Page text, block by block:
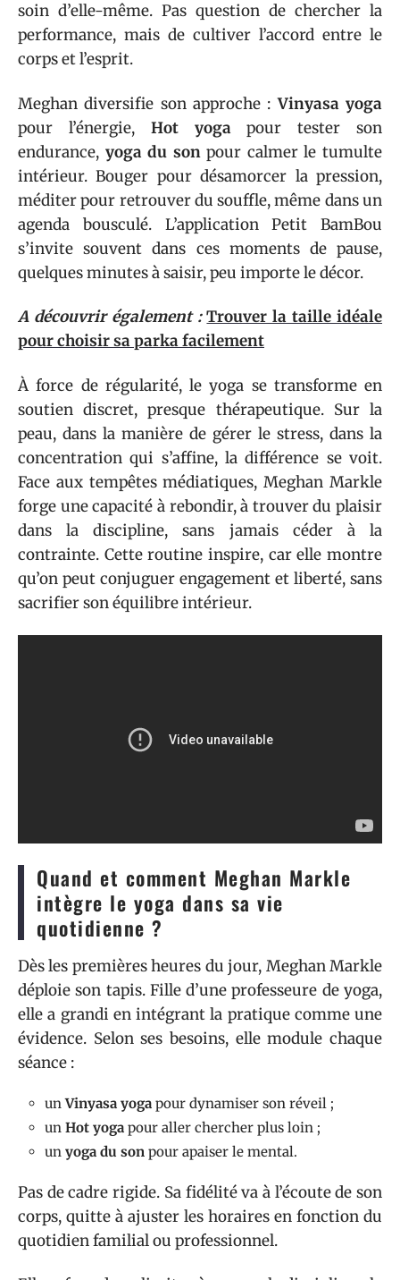
soin d’elle-même. Pas question de chercher la
performance, mais de cultiver l’accord entre le
corps et l’esprit.
Meghan diversifie son approche :Vinyasa yoga
pour l’énergie, Hot yogapour tester son
endurance, yoga du sonpour calmer le tumulte
intérieur. Bouger pour désamorcer la pression,
méditer pour retrouver du souffle, même dans un
agenda bousculé. L’application Petit BamBou
s’invite souvent dans ces moments de pause,
quelques minutes à saisir, peu importe le décor.
A découvrir également : Trouver la taille idéale
pour choisir sa parka facilement
À force de régularité, le yoga se transforme en
soutien discret, presque thérapeutique. Sur la
peau, dans la manière de gérer le stress, dans la
concentration qui s’affine, la différence se voit.
Face aux tempêtes médiatiques, Meghan Markle
forge une capacité à rebondir, à trouver du plaisir
dans la discipline, sans jamais céder à la
contrainte. Cette routine inspire, car elle montre
qu’on peut conjuguer engagement et liberté, sans
sacrifier son équilibre intérieur.
Quand et comment Meghan Markle
intègre le yoga dans sa vie
quotidienne ?
Dès les premières heures du jour, Meghan Markle
déploie son tapis. Fille d’une professeure de yoga,
elle a grandi en intégrant la pratique comme une
évidence. Selon ses besoins, elle module chaque
séance :
unVinyasa yoga pour dynamiser son réveil ;
un Hot yoga pour aller chercher plus loin ;
un yoga du son pour apaiser le mental.
Pas de cadre rigide. Sa fidélité va à l’écoute de son
corps, quitte à ajuster les horaires en fonction du
quotidien familial ou professionnel.